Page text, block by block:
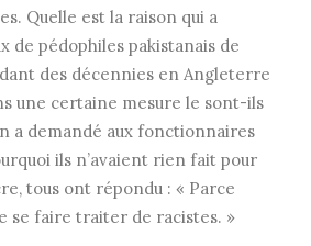
Quelle est la raison qui a
de pédophiles pakistanais de
des décennies en Angleterre
une certaine mesure le sont-ils
a demandé aux fonctionnaires
ils n’avaient rien fait pour
tous ont répondu : « Parce
se faire traiter de racistes. »